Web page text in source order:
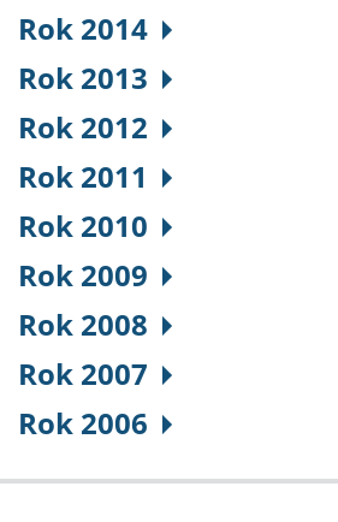
Rok 2014
Rok 2013
Rok 2012
Rok 2011
Rok 2010
Rok 2009
Rok 2008
Rok 2007
Rok 2006